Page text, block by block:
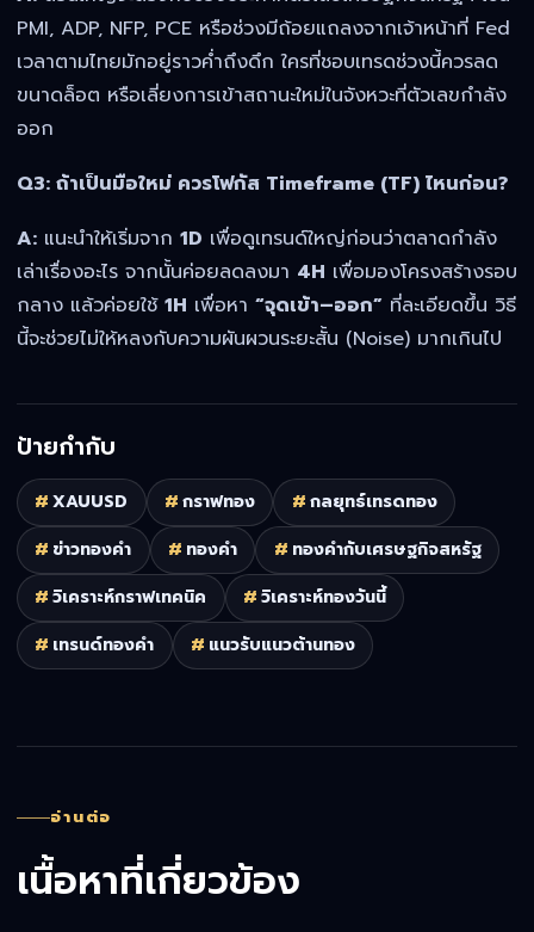
PMI, ADP, NFP, PCE หรือช่วงมีถ้อยแถลงจากเจ้าหน้าที่ Fed
เวลาตามไทยมักอยู่ราวค่ำถึงดึก ใครที่ชอบเทรดช่วงนี้ควรลด
ขนาดล็อต หรือเลี่ยงการเข้าสถานะใหม่ในจังหวะที่ตัวเลขกำลัง
ออก
Q3: ถ้าเป็นมือใหม่ ควรโฟกัส Timeframe (TF) ไหนก่อน?
A: แนะนำให้เริ่มจาก 1D เพื่อดูเทรนด์ใหญ่ก่อนว่าตลาดกำลัง
เล่าเรื่องอะไร จากนั้นค่อยลดลงมา 4H เพื่อมองโครงสร้างรอบ
กลาง แล้วค่อยใช้ 1H เพื่อหา “จุดเข้า–ออก” ที่ละเอียดขึ้น วิธี
นี้จะช่วยไม่ให้หลงกับความผันผวนระยะสั้น (Noise) มากเกินไป
ป้ายกำกับ
# XAUUSD #กราฟทอง #กลยุทธ์เทรดทอง
# ข่าวทองคำ # ทองคำ # ทองคำกับเศรษฐกิจสหรัฐ
# วิเคราะห์กราฟเทคนิค #วิเคราะห์ทองวันนี้
# เทรนด์ทองคำ # แนวรับแนวต้านทอง
อ่านต่อ
เนื้อหาที่เกี่ยวข้อง